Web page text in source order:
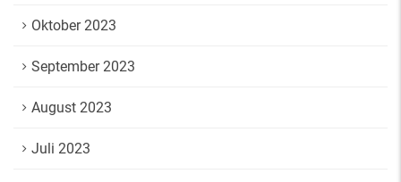
Oktober 2023
September 2023
August 2023
Juli 2023